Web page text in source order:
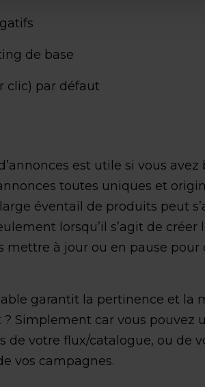
de base
clic) par défaut
est utile si vous
toutes uniques et
éventail de produits peut
lorsqu’il s’agit de créer
mettre à jour ou en pause pour
garantit la pertinence et la
Simplement car vous pouvez
de votre flux/catalogue, ou de
vos campagnes.